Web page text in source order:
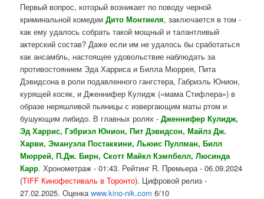
Первый вопрос, который возникает по поводу черной
криминальной комедииДито Монтиеля, заключается в том -
как ему удалось собрать такой мощный и талантливый
актерский состав? Даже если им не удалось бы сработаться
как ансамбль, настоящее удовольствие наблюдать за
противостоянием Эда Харриса и Билла Мюррея, Пита
Дэвидсона в роли подавленного гангстера, Габриэль Юнион,
курящей косяк, и Дженнифер Кулидж («мама Стифлера») в
образе неряшливой пьяницы с извергающим маты ртом и
бушующим либидо. В главных ролях -Дженнифер Кулидж,
Эд Харрис, Гэбриэл Юнион, Пит Дэвидсон, Майлз Дж.
Харви, Эмануэла Постаккини, Льюис Пуллман, Билл
Мюррей, П.Дж. Бирн, Скотт Майкл Кэмпбелл, Люсинда
Карр. Хронометраж - 01:43. Рейтинг R. Премьера - 06.09.2024
(TIFF Кинофестиваль в Торонто). Цифровой релиз -
27.02.2025. Оценкаwww.kino-nik.com 6/10